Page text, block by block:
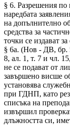
§ 6. Разрешения по
наредбата
на допълнително
средства за
точки се издават
§ 6а. (Нов - ДВ, бр.
8, ал. 1, т. 7 и чл.
не се подават от
завършено висше
установява
при ГДНП, като
списъка на
извършил
длъжността си,